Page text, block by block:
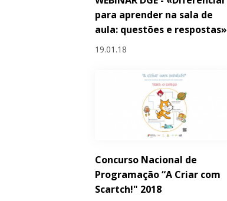
para aprender na sala de
aula: questões e respostas»
19.01.18
Concurso Nacional de
Programação “A Criar com
Scartch!" 2018